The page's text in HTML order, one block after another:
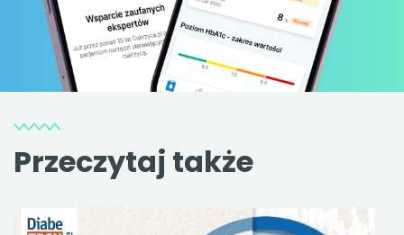
Przeczytaj także